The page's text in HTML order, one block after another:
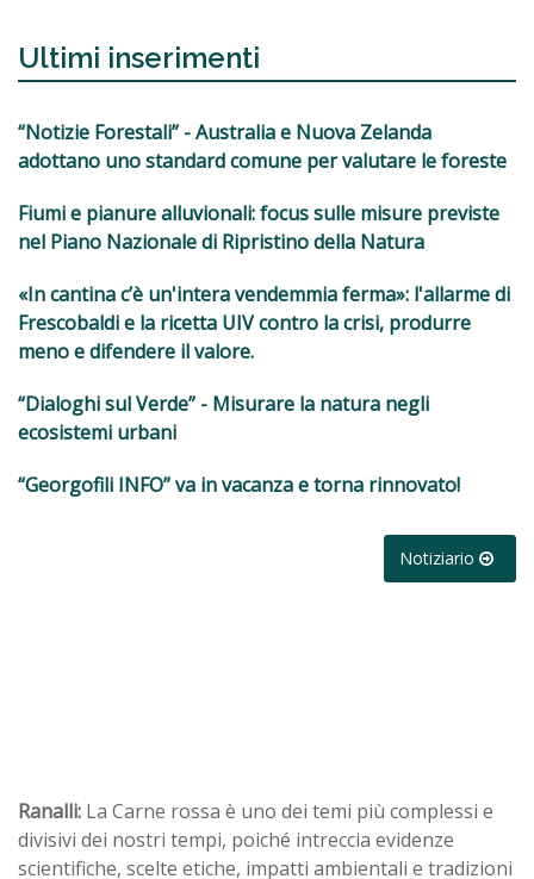
Ultimi inserimenti
“Notizie Forestali” - Australia e Nuova Zelanda
adottano uno standard comune per valutare le foreste
Fiumi e pianure alluvionali: focus sulle misure previste
nel Piano Nazionale di Ripristino della Natura
«In cantina c’è un'intera vendemmia ferma»: l'allarme di
Frescobaldi e la ricetta UIV contro la crisi, produrre
meno e difendere il valore.
“Dialoghi sul Verde” - Misurare la natura negli
ecosistemi urbani
“Georgofili INFO” va in vacanza e torna rinnovato!
Notiziario
Ranalli: La Carne rossa è uno dei temi più complessi e
divisivi dei nostri tempi, poiché intreccia evidenze
scientifiche, scelte etiche, impatti ambientali e tradizioni